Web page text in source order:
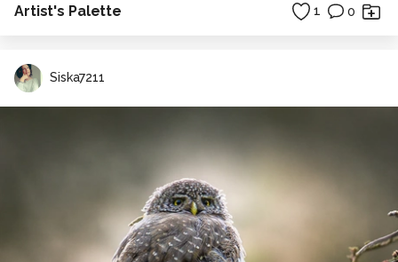
Artist's Palette 1 0
Siska7211